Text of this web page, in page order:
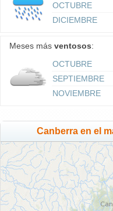
OCTUBRE
DICIEMBRE
Meses más ventosos:
OCTUBRE
SEPTIEMBRE
NOVIEMBRE
Canberra en el